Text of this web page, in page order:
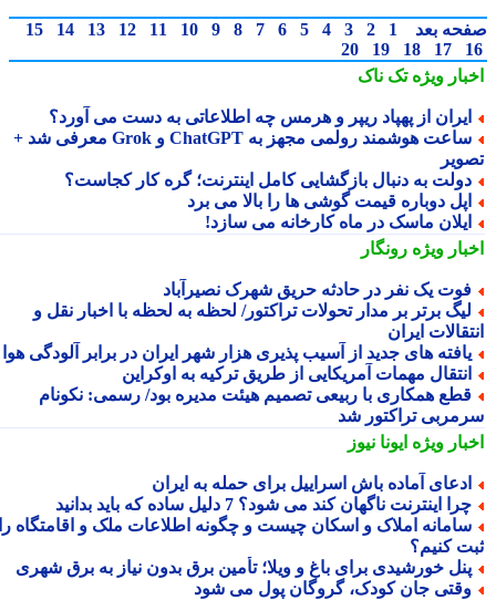
بعد 1
2
3
4
5
6
7
8
9
10
11
12
13
14
15
17
18
19
20
ویژهتک ناک
از پهپاد ریپر و هرمس چه اطلاعاتی به دست می آورد؟
ساعت هوشمند رولمی مجهز به ChatGPT و Grok معرفی شد +
به دنبال بازگشایی کامل اینترنت؛ گره کار کجاست؟
دوباره قیمت گوشی ها را بالا می برد
ماسک در ماه کارخانه می سازد!
ویژهرونگار
یک نفر در حادثه حریق شهرک نصیرآباد
برتر بر مدار تحولات تراکتور/ لحظه به لحظه با اخبار نقل و
ایران
های جدید از آسیب پذیری هزار شهر ایران در برابر آلودگی هوا
مهمات آمریکایی از طریق ترکیه به اوکراین
همکاری با ربیعی تصمیم هیئت مدیره بود/ رسمی: نکونام
تراکتور شد
ویژهایونا نیوز
آماده باش اسراییل برای حمله به ایران
اینترنت ناگهان کند می شود؟ 7 دلیل ساده که باید بدانید
املاک و اسکان چیست و چگونه اطلاعات ملک و اقامتگاه را
کنیم؟
خورشیدی برای باغ و ویلا؛ تأمین برق بدون نیاز به برق شهری
جان کودک، گروگان پول می شود